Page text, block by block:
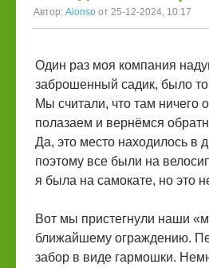
Автор: Alonso от 25-12-2024, 10:17
Один раз моя компания
заброшенный садик, было
Мы считали, что там ничего
полазаем и вернёмся
Да, это место находилось в
поэтому все были на
я была на самокате, но это
Вот мы пристегнули наши
ближайшему ограждению.
забор в виде гармошки.